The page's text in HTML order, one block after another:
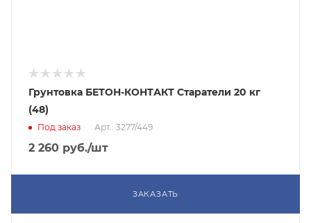
Грунтовка БЕТОН-КОНТАКТ Старатели 20 кг
(48)
Под заказ Арт.: 3277/449
2 260 руб./шт
ЗАКАЗАТЬ